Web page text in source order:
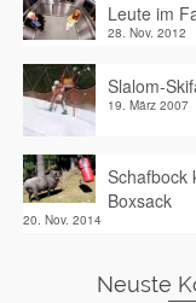
Leute im
28. Nov. 2012
Slalom-
19. März 2007
Schafbock
Boxsack
20. Nov. 2014
Neuste